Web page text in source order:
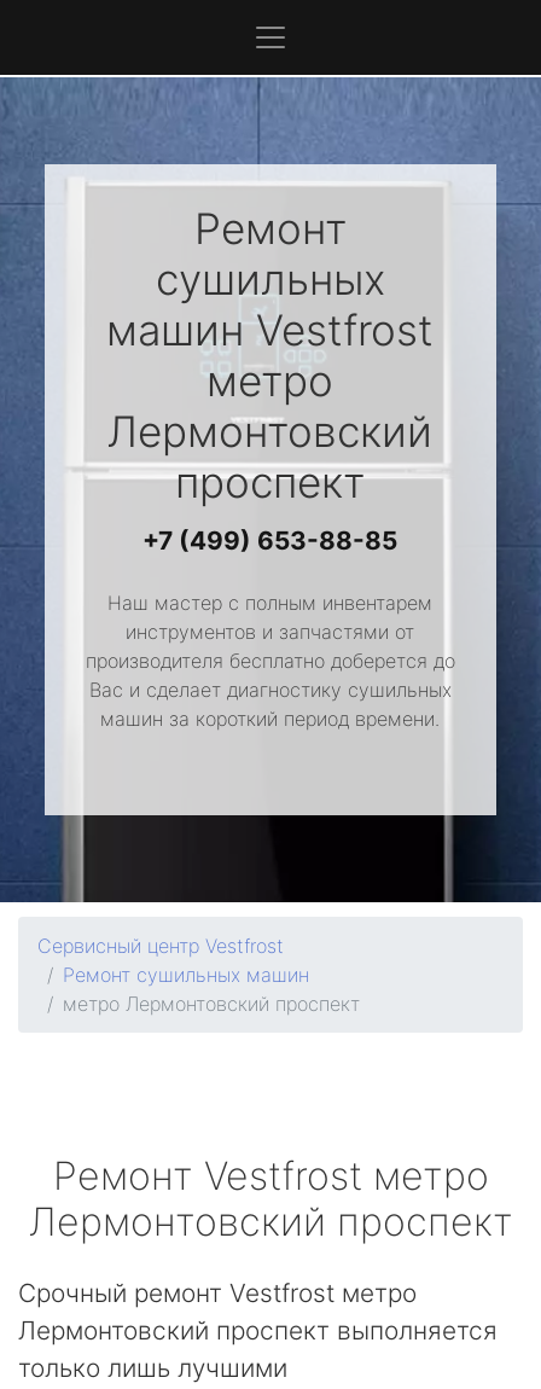
Ремонт
сушильных
машинVestfrost
метро
Лермонтовский
проспект
+7 (499) 653-88-85
Наш мастер с полным инвентарем
инструментов и запчастями от
производителя бесплатно доберется до
Вас и сделает диагностику сушильных
машин за короткий период времени.
Сервисный центр Vestfrost
Ремонт сушильных машин
метро Лермонтовский проспект
Ремонт Vestfrost метро
Лермонтовский проспект
Срочный ремонт Vestfrost метро
Лермонтовский проспект выполняется
только лишь лучшими